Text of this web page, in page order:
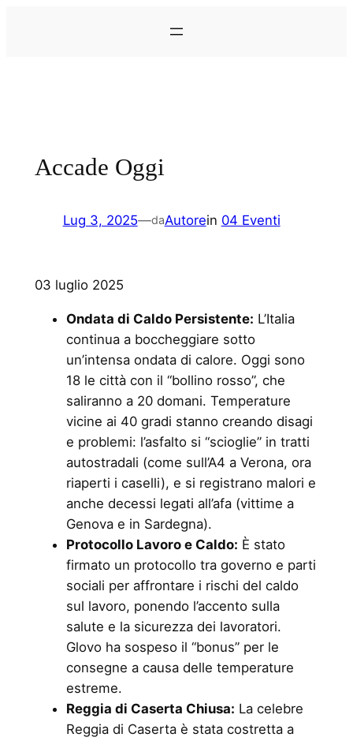
Accade Oggi
Lug 3, 2025—daAutorein 04 Eventi
03 luglio 2025
Ondata di Caldo Persistente: L’Italia
continua a boccheggiare sotto
un’intensa ondata di calore. Oggi sono
18 le città con il “bollino rosso”, che
saliranno a 20 domani. Temperature
vicine ai 40 gradi stanno creando disagi
e problemi: l’asfalto si “scioglie” in tratti
autostradali (come sull’A4 a Verona, ora
riaperti i caselli), e si registrano malori e
anche decessi legati all’afa (vittime a
Genova e in Sardegna).
Protocollo Lavoro e Caldo: È stato
firmato un protocollo tra governo e parti
sociali per affrontare i rischi del caldo
sul lavoro, ponendo l’accento sulla
salute e la sicurezza dei lavoratori.
Glovo ha sospeso il “bonus” per le
consegne a causa delle temperature
estreme.
Reggia di Caserta Chiusa: La celebre
Reggia di Caserta è stata costretta a